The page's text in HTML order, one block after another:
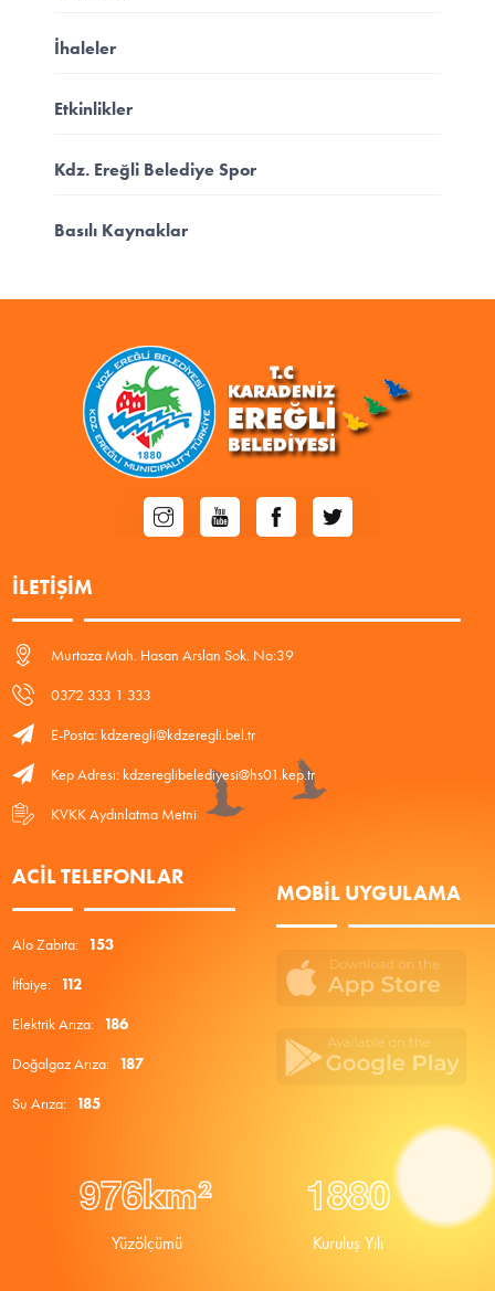
İhaleler
Etkinlikler
Kdz. Ereğli Belediye Spor
Basılı Kaynaklar
İLETIŞIM
Murtaza Mah. Hasan Arslan Sok. No:39
0372 333 1 333
E-Posta: kdzeregli@kdzeregli.bel.tr
Kep Adresi: kdzereglibelediyesi@hs01.kep.tr
KVKK Aydınlatma Metni
ACIL TELEFONLAR
Alo Zabıta: 153
İtfaiye: 112
Elektrik Arıza: 186
Doğalgaz Arıza: 187
Su Arıza: 185
MOBIL UYGULAMA
976km²
Yüzölçümü
1880
Kuruluş Yılı